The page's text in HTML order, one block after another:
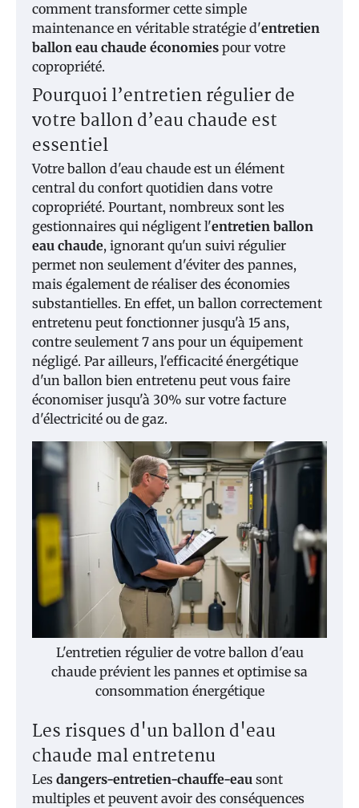
comment transformer cette simple
maintenance en véritable stratégie d'entretien
ballon eau chaude économies pour votre
copropriété.
Pourquoi l’entretien régulier de
votre ballon d’eau chaude est
essentiel
Votre ballon d'eau chaude est un élément
central du confort quotidien dans votre
copropriété. Pourtant, nombreux sont les
gestionnaires qui négligent l'entretien ballon
eau chaude, ignorant qu'un suivi régulier
permet non seulement d'éviter des pannes,
mais également de réaliser des économies
substantielles. En effet, un ballon correctement
entretenu peut fonctionner jusqu'à 15 ans,
contre seulement 7 ans pour un équipement
négligé. Par ailleurs, l'efficacité énergétique
d'un ballon bien entretenu peut vous faire
économiser jusqu'à 30% sur votre facture
d'électricité ou de gaz.
L'entretien régulier de votre ballon d'eau
chaude prévient les pannes et optimise sa
consommation énergétique
Les risques d'un ballon d'eau
chaude mal entretenu
Les dangers-entretien-chauffe-eau sont
multiples et peuvent avoir des conséquences